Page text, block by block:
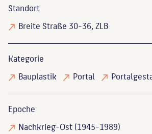
Standort
Breite Straße 30-36, ZLB
Kategorie
Bauplastik
Portal
Epoche
Nachkrieg-Ost (1945-1989)